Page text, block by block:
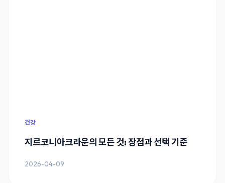
건강
지르코니아크라운의 모든 것: 장점과 선택 기준
2026-04-09